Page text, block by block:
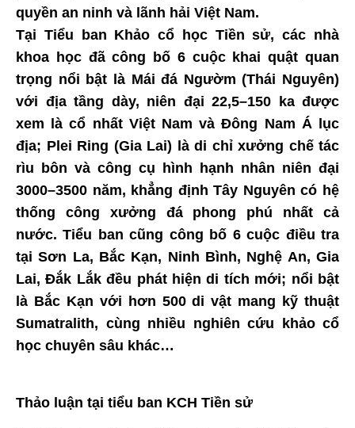
quyền an ninh và lãnh hải Việt Nam.
Tại Tiểu ban Khảo cổ học Tiền sử, các nhà
khoa học đã công bố 6 cuộc khai quật quan
trọng nổi bật là Mái đá Ngườm (Thái Nguyên)
với địa tầng dày, niên đại 22,5–150 ka được
xem là cổ nhất Việt Nam và Đông Nam Á lục
địa; Plei Ring (Gia Lai) là di chỉ xưởng chế tác
rìu bôn và công cụ hình hạnh nhân niên đại
3000–3500 năm, khẳng định Tây Nguyên có hệ
thống công xưởng đá phong phú nhất cả
nước. Tiểu ban cũng công bố 6 cuộc điều tra
tại Sơn La, Bắc Kạn, Ninh Bình, Nghệ An, Gia
Lai, Đắk Lắk đều phát hiện di tích mới; nổi bật
là Bắc Kạn với hơn 500 di vật mang kỹ thuật
Sumatralith, cùng nhiều nghiên cứu khảo cổ
học chuyên sâu khác…
Thảo luận tại tiểu ban KCH Tiền sử